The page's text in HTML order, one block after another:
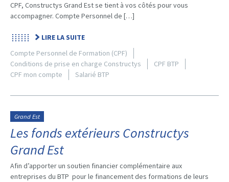
CPF, Constructys Grand Est se tient à vos côtés pour vous
accompagner. Compte Personnel de […]
LIRE LA SUITE
Compte Personnel de Formation (CPF)
Conditions de prise en charge Constructys
CPF BTP
CPF mon compte
Salarié BTP
Grand Est
Les fonds extérieurs Constructys
Grand Est
Afin d’apporter un soutien financier complémentaire aux
entreprises du BTP pour le financement des formations de leurs